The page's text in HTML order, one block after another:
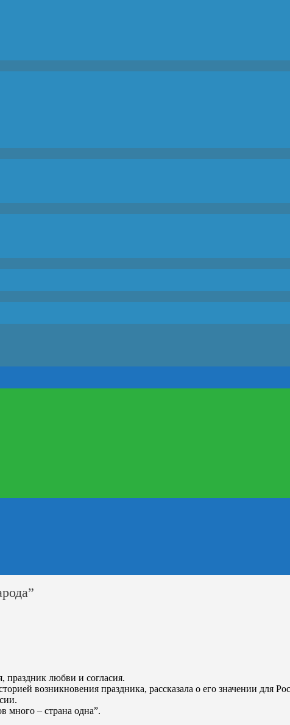
праздник любви и согласия.
возникновения праздника, рассказала о его значении для
много – страна одна”.